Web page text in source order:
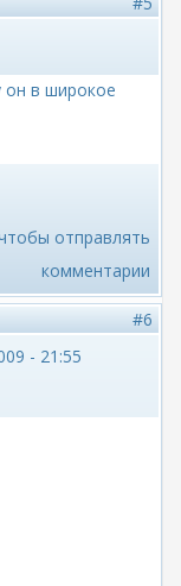
он в широкое
отправлять
комментарии
#6
- 21:55